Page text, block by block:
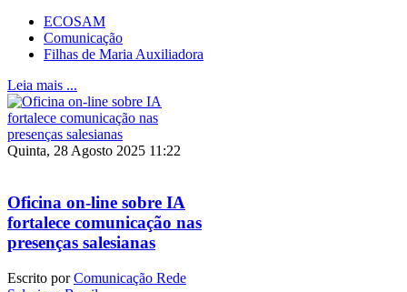
ECOSAM
Comunicação
Filhas de Maria Auxiliadora
Leia mais ...
Quinta, 28 Agosto 2025 11:22
Oficina on-line sobre IA
fortalece comunicação nas
presenças salesianas
Escrito porComunicação Rede